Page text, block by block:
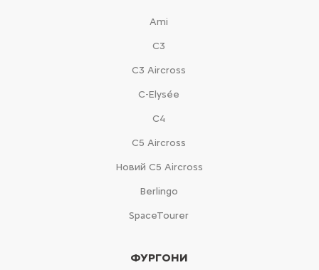
Ami
С3
С3 Aircross
C-Elysée
С4
С5 Aircross
Новий С5 Aircross
Berlingo
SpaceTourer
ФУРГОНИ